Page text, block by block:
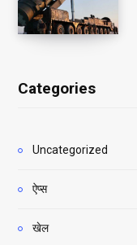
Categories
Uncategorized
ऐप्स
खेल